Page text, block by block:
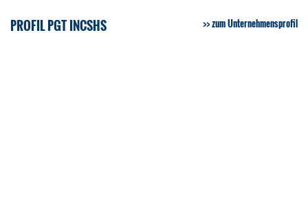
PROFIL PGT INCSHS zum Unternehmensprofil